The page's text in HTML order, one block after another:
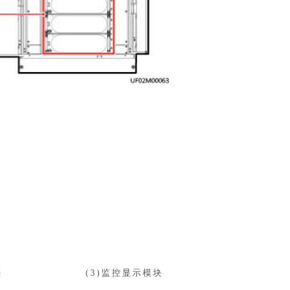
入开关 (3)监控显示模块